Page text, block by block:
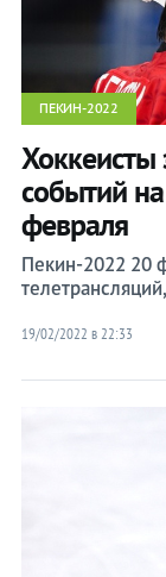
ПЕКИН-2022
событий
февраля
Пекин-2022 20
19/02/2022 в 22:33